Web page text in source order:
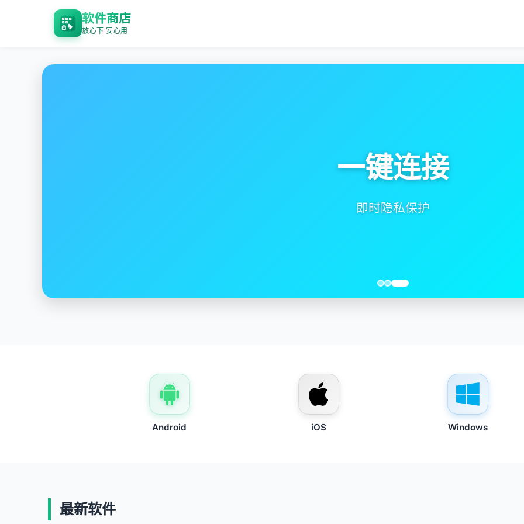
软件商店
放心下 安心用
Android iOS Windows
最新软件